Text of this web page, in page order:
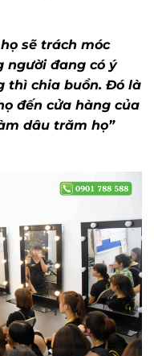
sẽ trách móc
người đang có ý
thì chia buồn. Đó là
đến cửa hàng của
dâu trăm họ”